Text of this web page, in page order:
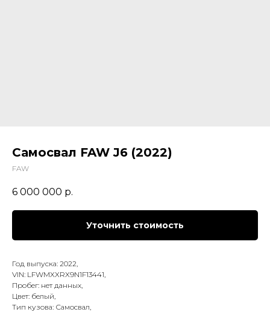
Самосвал FAW J6 (2022)
FAW
6 000 000 р.
Уточнить стоимость
Год выпуска: 2022,
VIN: LFWMXXRX9N1F13441,
Пробег: нет данных,
Цвет: белый,
Тип кузова: Самосвал,